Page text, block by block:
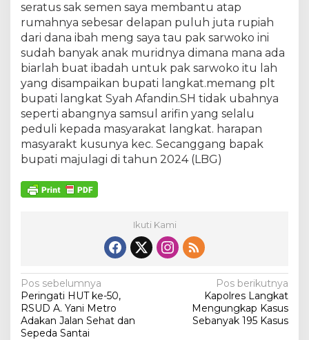
seratus sak semen saya membantu atap
rumahnya sebesar delapan puluh juta rupiah
dari dana ibah meng saya tau pak sarwoko ini
sudah banyak anak muridnya dimana mana ada
biarlah buat ibadah untuk pak sarwoko itu lah
yang disampaikan bupati langkat.memang plt
bupati langkat Syah Afandin.SH tidak ubahnya
seperti abangnya samsul arifin yang selalu
peduli kepada masyarakat langkat. harapan
masyarakt kusunya kec. Secanggang bapak
bupati majulagi di tahun 2024 (LBG)
Ikuti Kami
N
a
v
Pos sebelumnya
Peringati HUT ke-50,
RSUD A. Yani Metro
Adakan Jalan Sehat dan
Sepeda Santai
Pos berikutnya
Kapolres Langkat
Mengungkap Kasus
Sebanyak 195 Kasus